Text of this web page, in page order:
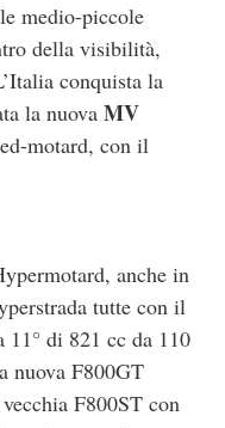
medio-piccole
della visibilità,
conquista la
la nuova MV
motard, con il
anche in
tutte con il
11° di 821 cc da 110
nuova F800GT
F800ST con